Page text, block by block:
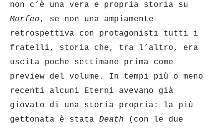
non c’è una vera e propria storia su
Morfeo, se non una ampiamente
retrospettiva con protagonisti tutti i
fratelli, storia che, tra l’altro, era
uscita poche settimane prima come
preview del volume. In tempi più o meno
recenti alcuni Eterni avevano già
giovato di una storia propria: la più
gettonata è stata Death (con le due